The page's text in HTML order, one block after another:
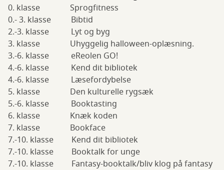
0. klasse Sprogfitness
0.- 3. klasse Bibtid
2.-3. klasse Lyt og byg
3. klasse Uhyggelig halloween-oplæsning.
3.-6. klasse eReolen GO!
4.-6. klasse Kend dit bibliotek
4.-6. klasse Læsefordybelse
5. klasse Den kulturelle rygsæk
5.-6. klasse Booktasting
6. klasse Knæk koden
7. klasse Bookface
7.-10. klasse Kend dit bibliotek
7.-10. klasse Booktalk for unge
7.-10. klasse Fantasy-booktalk/bliv klog på fantasy